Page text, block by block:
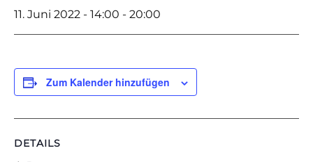
11. Juni 2022 - 14:00 - 20:00
Zum Kalender hinzufügen
DETAILS